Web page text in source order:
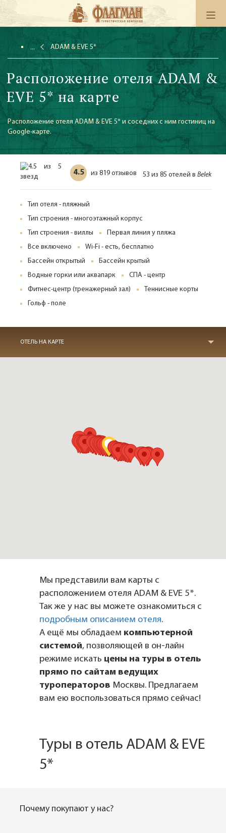
ADAM & EVE 5*
Расположение отеля ADAM &
EVE 5* на карте
Расположение отеля ADAM & EVE 5* и соседних с ним гостиниц на
Google-карте.
4.5 из 819 отзывов 53 из 85 отелей в Belek
Тип отеля - пляжный
Тип строения - многоэтажный корпус
Тип строения - виллы
Первая линия у пляжа
Все включено
Wi-Fi - есть, бесплатно
Бассейн открытый
Бассейн крытый
Водные горки или аквапарк
СПА - центр
Фитнес-центр (тренажерный зал)
Теннисные корты
Гольф - поле
ОТЕЛЬ НА КАРТЕ
Мы представили вам карты с
расположением отеля ADAM & EVE 5*.
Так же у нас вы можете ознакомиться с
подробным описанием отеля.
А ещё мы обладаем компьютерной
системой, позволяющей в он-лайн
режиме искать цены на туры в отель
прямо по сайтам ведущих
туроператоров Москвы. Предлагаем
вам ею воспользоваться прямо сейчас!
Туры в отель ADAM & EVE
5*
Почему покупают у нас?